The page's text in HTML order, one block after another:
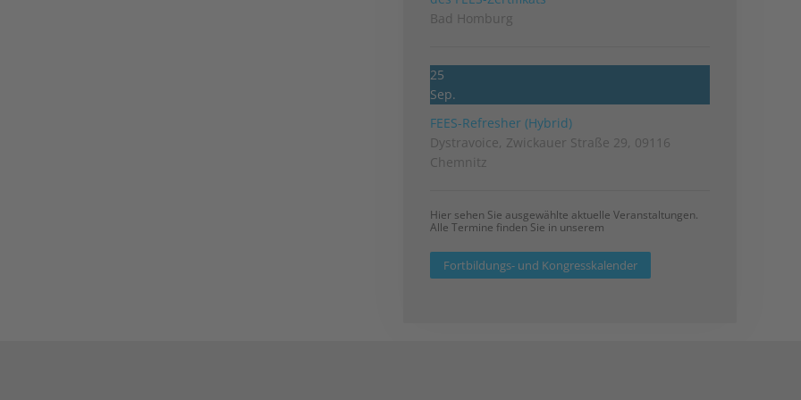
Bad Homburg
25
Sep.
FEES-Refresher (Hybrid)
Dystravoice, Zwickauer Straße 29, 09116
Chemnitz
Hier sehen Sie ausgewählte aktuelle Veranstaltungen.
Alle Termine finden Sie in unserem
Fortbildungs- und Kongresskalender